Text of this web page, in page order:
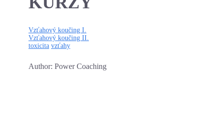
Vzťahový koučing I.
Vzťahový koučing II.
toxicita vzťahy
Author: Power Coaching